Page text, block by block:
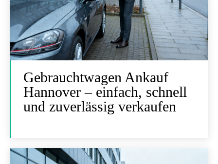
Gebrauchtwagen Ankauf
Hannover – einfach, schnell
und zuverlässig verkaufen